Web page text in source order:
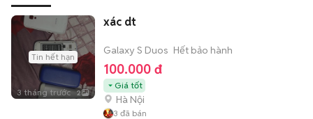
Tin hết hạn
3 tháng trước 2
xác dt
Galaxy S Duos Hết bảo hành
100.000 đ
Giá tốt
Hà Nội
3 đã bán